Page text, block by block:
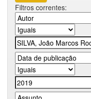
Filtros correntes: